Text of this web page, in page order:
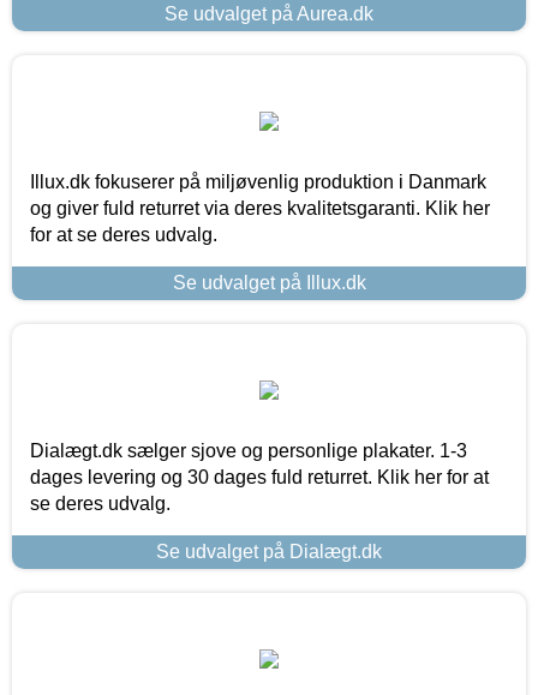
Se udvalget på Aurea.dk
Illux.dk fokuserer på miljøvenlig produktion i Danmark
og giver fuld returret via deres kvalitetsgaranti. Klik her
for at se deres udvalg.
Se udvalget på Illux.dk
Dialægt.dk sælger sjove og personlige plakater. 1-3
dages levering og 30 dages fuld returret. Klik her for at
se deres udvalg.
Se udvalget på Dialægt.dk